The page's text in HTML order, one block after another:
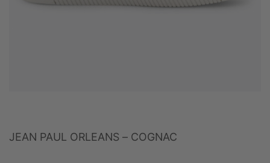
JEAN PAUL ORLEANS – COGNAC